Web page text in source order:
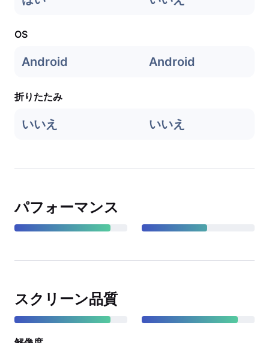
OS
Android Android
折りたたみ
いいえ いいえ
パフォーマンス
スクリーン品質